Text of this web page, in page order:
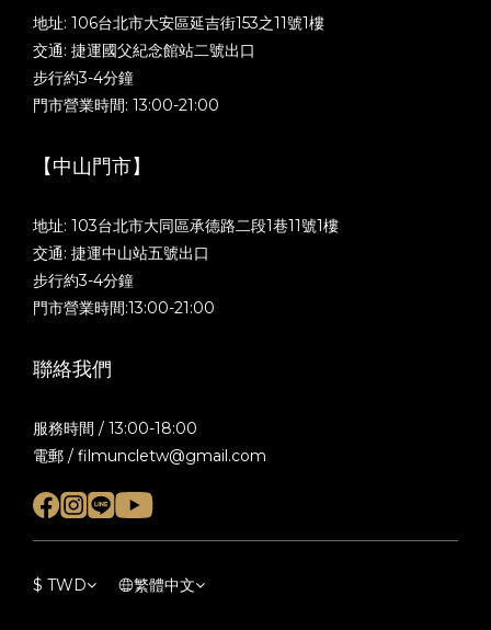
地址: 106台北市大安區延吉街153之11號1樓
交通: 捷運國父紀念館站二號出口
步行約3-4分鐘
門市營業時間: 13:00-21:00
【中山門市】
地址: 103台北市大同區承德路二段1巷11號1樓
交通: 捷運中山站五號出口
步行約3-4分鐘
門市營業時間:13:00-21:00
聯絡我們
服務時間 / 13:00-18:00
電郵 / filmuncletw@gmail.com
$ TWD 繁體中文